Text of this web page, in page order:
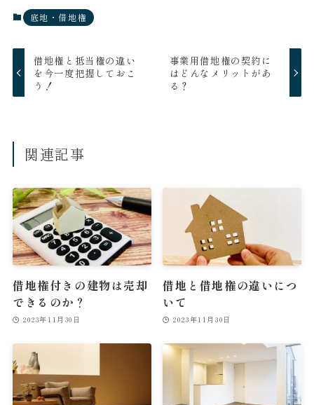
底地・借地権
借地権と抵当権の違い
を今一度把握しておこ
う！
事業用借地権の契約に
はどんなメリットがあ
る？
関連記事
借地権付きの建物は売却
できるのか？
2023年11月30日
借地と借地権の違いにつ
いて
2023年11月30日